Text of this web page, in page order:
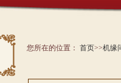
您所在的位置： 首页>>机缘